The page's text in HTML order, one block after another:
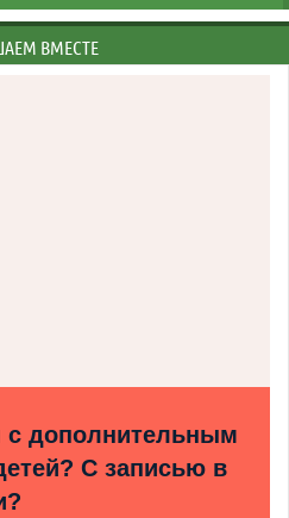
ВМЕСТЕ
дополнительным
С записью в